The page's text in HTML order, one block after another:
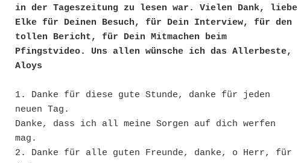
in der Tageszeitung zu lesen war. Vielen Dank, liebe
Elke für Deinen Besuch, für Dein Interview, für den
tollen Bericht, für Dein Mitmachen beim
Pfingstvideo. Uns allen wünsche ich das Allerbeste,
Aloys
1. Danke für diese gute Stunde, danke für jeden
neuen Tag.
Danke, dass ich all meine Sorgen auf dich werfen
mag.
2. Danke für alle guten Freunde, danke, o Herr, für